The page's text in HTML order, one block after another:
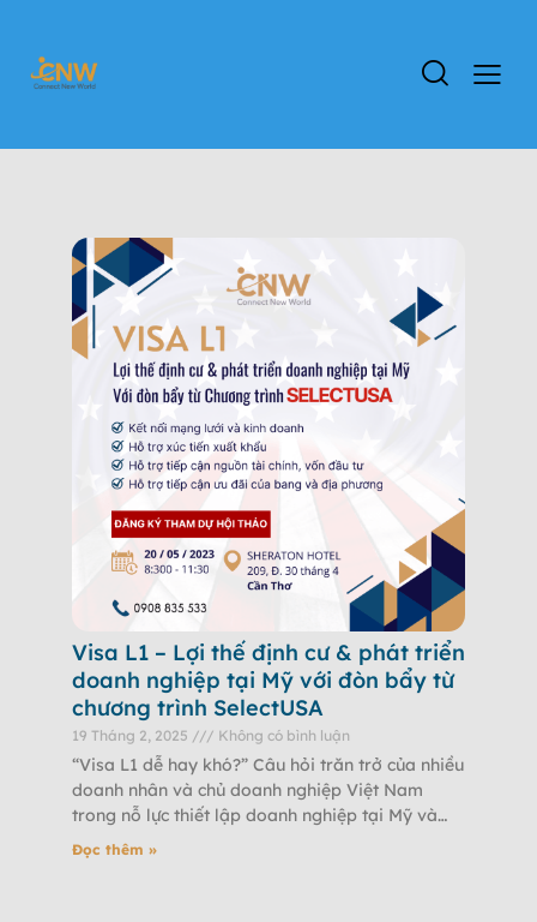
Visa L1 – Lợi thế định cư & phát triển
doanh nghiệp tại Mỹ với đòn bẩy từ
chương trình SelectUSA
19 Tháng 2, 2025 Không có bình luận
“Visa L1 dễ hay khó?” Câu hỏi trăn trở của nhiều
doanh nhân và chủ doanh nghiệp Việt Nam
trong nỗ lực thiết lập doanh nghiệp tại Mỹ và
chạm đến
Đọc thêm »